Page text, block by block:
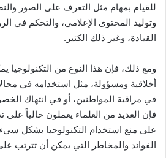
للقيام بمهام مثل التعرف على الصور
وتوليد المحتوى الإعلامي، والتحكم في
القيادة، وغير ذلك الكثير.
ومع ذلك، فإن هذا النوع من التكنولوجيا
أخلاقية ومسؤولة، مثل استخدامه في
في مراقبة المواطنين، أو في انتهاك
فإن العديد من العلماء يعملون حالياً على
على منع استخدام التكنولوجيا بشكل
الفوائد والمخاطر التي يمكن أن تترتب